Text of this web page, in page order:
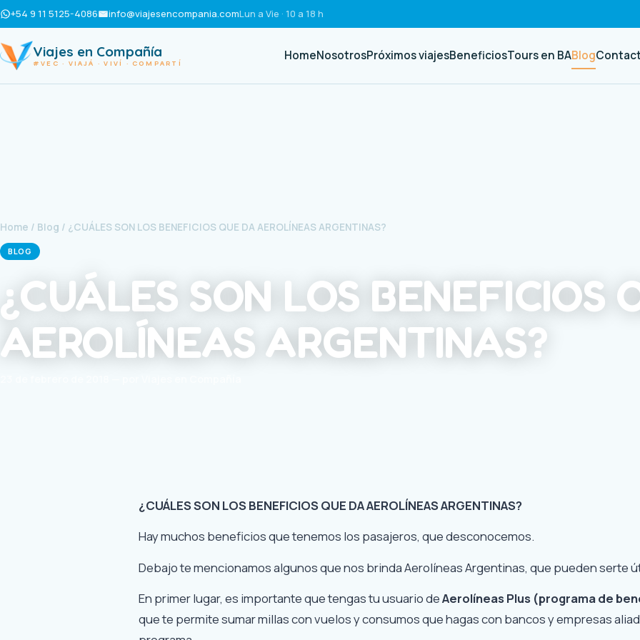
+54 9 11 5125-4086 info@viajesencompania.comLun a Vie · 10 a 18 h
Viajes en Compañía
#VEC · VIAJÁ · VIVÍ · COMPARTÍ HomeNosotrosPróximos viajesBeneficiosTours en BABlog
Home / Blog / ¿CUÁLES SON LOS BENEFICIOS QUE DA AEROLÍNEAS ARGENTINAS?
BLOG
¿CUÁLES SON LOS BENEFICIOS
AEROLÍNEAS ARGENTINAS?
¿CUÁLES SON LOS BENEFICIOS QUE DA AEROLÍNEAS ARGENTINAS?
Hay muchos beneficios que tenemos los pasajeros, que desconocemos.
Debajo te mencionamos algunos que nos brinda Aerolíneas Argentinas, que pueden serte
En primer lugar, es importante que tengas tu usuario deAerolíneas Plus (programa de
que te permite sumar millas con vuelos y consumos que hagas con bancos y empresas